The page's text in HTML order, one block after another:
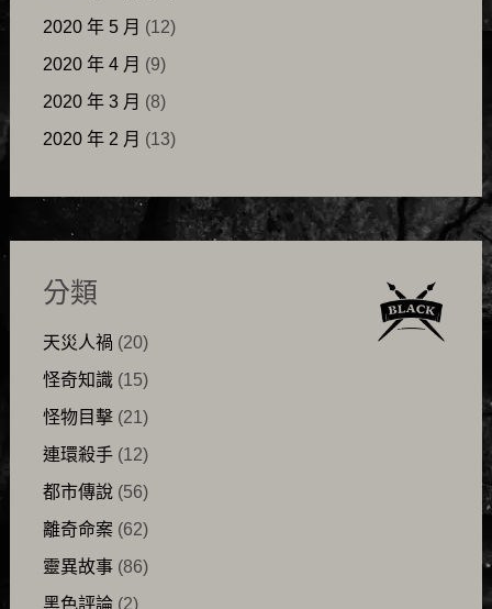
2020 年 5 月 (12)
2020 年 4 月 (9)
2020 年 3 月 (8)
2020 年 2 月 (13)
分類
天災人禍 (20)
怪奇知識(15)
怪物目擊(21)
連環殺手(12)
都市傳說(56)
離奇命案(62)
靈異故事(86)
黑色評論(2)